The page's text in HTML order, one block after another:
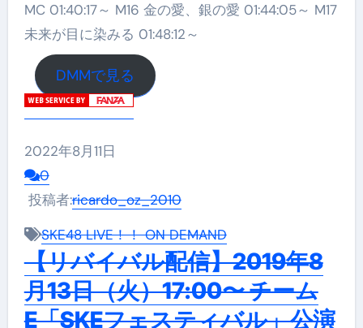
MC 01:40:17～ M16 金の愛、銀の愛 01:44:05～ M17
未来が目に染みる 01:48:12～
DMMで見る
2022年8月11日
0
投稿者:ricardo_oz_2010
SKE48 LIVE！！ ON DEMAND
【リバイバル配信】2019年8
月13日（火）17:00〜 チーム
E「SKEフェスティバル」公演